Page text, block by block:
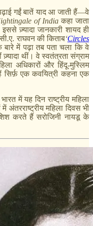
गईं बातें याद आ जाती हैं—वे
of India कहा जाता
ज़्यादा जानकारी शायद ही
राघवन की किताब‘Circles
में पढ़ा तब पता चला कि वे
थीं। वे स्वतंत्रता संग्राम
अधिकारों और हिंदू-मुस्लिम
सिर्फ़ एक कवयित्री कहना एक
में यह दिन राष्ट्रीय महिला
अंतरराष्ट्रीय महिला दिवस भी
करते हैं सरोजिनी नायडू के